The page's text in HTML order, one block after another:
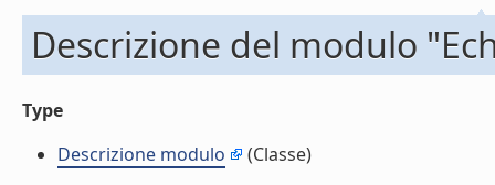
Descrizione del modulo
Type
Descrizione modulo
(Classe)